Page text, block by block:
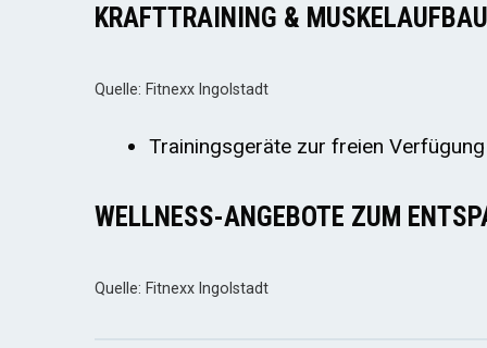
KRAFTTRAINING & MUSKELAUFBAU
Quelle: Fitnexx Ingolstadt
Trainingsgeräte zur freien Verfügung
WELLNESS-ANGEBOTE ZUM
Quelle: Fitnexx Ingolstadt